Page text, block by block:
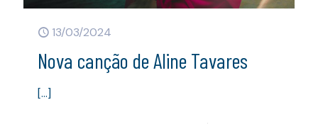
13/03/2024
Nova canção de Aline Tavares
[…]